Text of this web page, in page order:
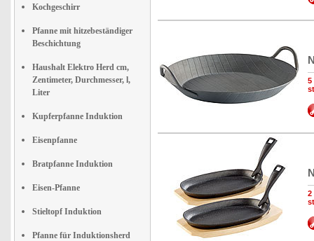
Kochgeschirr
Pfanne mit hitzebeständiger
Beschichtung
Haushalt Elektro Herd cm,
Zentimeter, Durchmesser, l,
Liter
Kupferpfanne Induktion
Eisenpfanne
Bratpfanne Induktion
Eisen-Pfanne
Stieltopf Induktion
Pfanne für Induktionsherd
5
2